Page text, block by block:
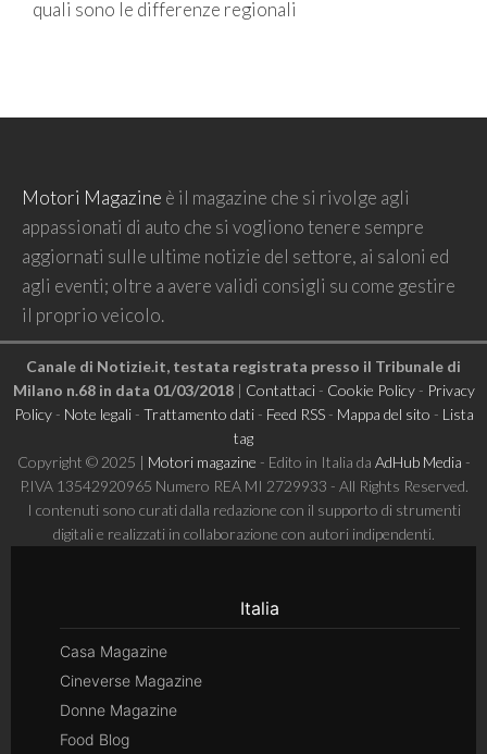
quali sono le differenze regionali
Motori Magazine è il magazine che si rivolge agli
appassionati di auto che si vogliono tenere sempre
aggiornati sulle ultime notizie del settore, ai saloni ed
agli eventi; oltre a avere validi consigli su come gestire
il proprio veicolo.
Canale di Notizie.it, testata registrata presso il Tribunale di
Milano n.68 in data 01/03/2018| Contattaci- Cookie Policy- Privacy
Policy- Note legali- Trattamento dati- Feed RSS- Mappa del sito - Lista
tag
Copyright © 2025 | Motori magazine - Edito in Italia da AdHub Media -
P.IVA 13542920965 Numero REA MI 2729933 - All Rights Reserved.
I contenuti sono curati dalla redazione con il supporto di strumenti
digitali e realizzati in collaborazione con autori indipendenti.
Italia
Casa Magazine
Cineverse Magazine
Donne Magazine
Food Blog